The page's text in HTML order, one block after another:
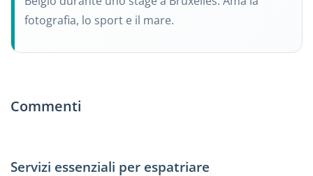
fotografia, lo sport e il mare.
Commenti
Servizi essenziali per espatriare